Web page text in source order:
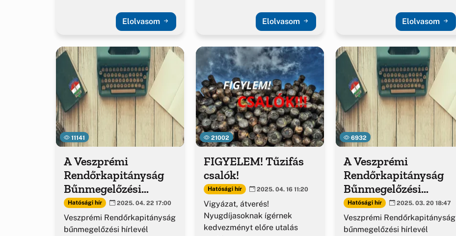
Elolvasom Elolvasom Elolvasom
11141
A Veszprémi
Rendőrkapitányság
Bűnmegelőzési
kiadványa – 2025.
április
Hatósági hír 2025. 04. 22 17:00
Veszprémi Rendőrkapitányság
bűnmegelőzési hírlevél
21002
FIGYELEM! Tűzifás
csalók!
Hatósági hír 2025. 04. 16 11:20
Vigyázat, átverés!
Nyugdíjasoknak ígérnek
kedvezményt előre utalás
6932
A Veszprémi
Rendőrkapitányság
Bűnmegelőzési
kiadványa – 2025.
március
Hatósági hír 2025. 03. 20 18:47
Veszprémi Rendőrkapitányság
bűnmegelőzési hírlevél